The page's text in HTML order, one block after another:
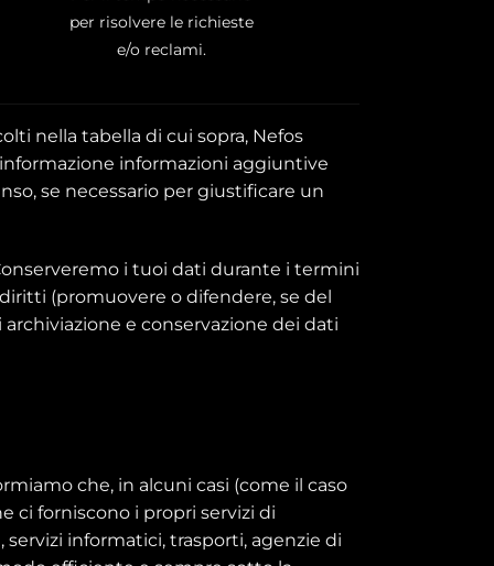
per risolvere le richieste
e/o reclami.
nella tabella di cui sopra, Nefos
informazioni aggiuntive
se necessario per giustificare un
i tuoi dati durante i termini
(promuovere o difendere, se del
e conservazione dei dati
che, in alcuni casi (come il caso
ci forniscono i propri servizi di
informatici, trasporti, agenzie di